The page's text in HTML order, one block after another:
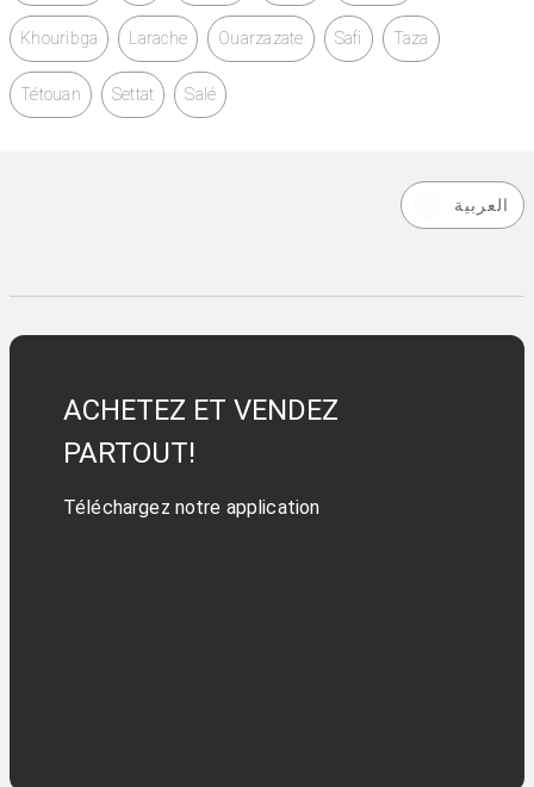
Khouribga Larache Ouarzazate Safi Taza
Tétouan Settat Salé
العربية
ACHETEZ ET VENDEZ
PARTOUT!
Téléchargez notre application